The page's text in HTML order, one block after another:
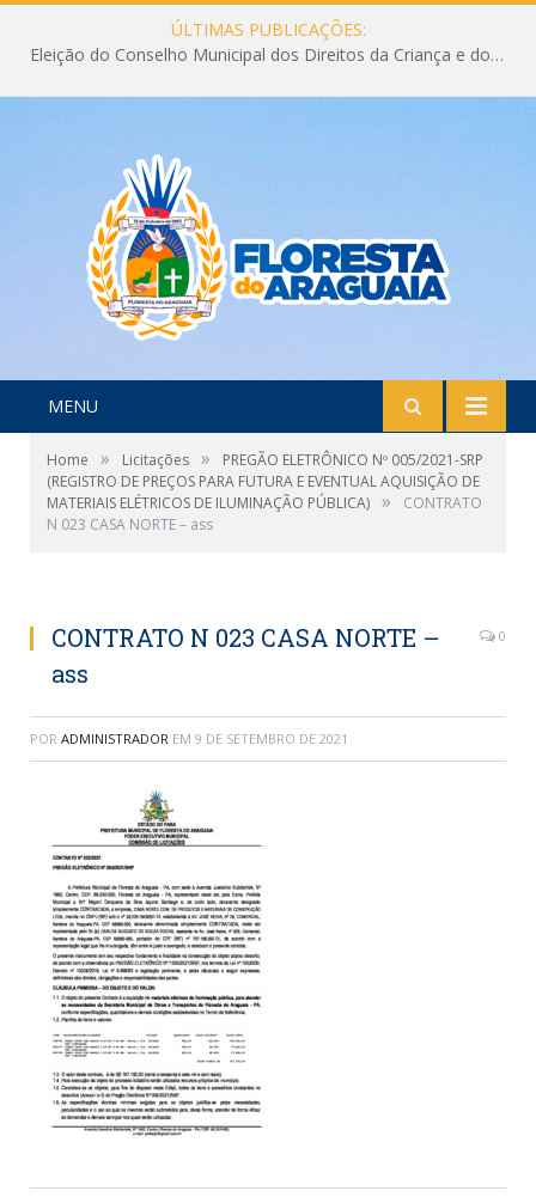
ÚLTIMAS PUBLICAÇÕES:
Eleição do Conselho Municipal dos Direitos da Criança e do Adolescente CMDCA 2026
MENU
Home » Licitações »
PREGÃO ELETRÔNICO Nº 005/2021-SRP
(REGISTRO DE PREÇOS PARA FUTURA E EVENTUAL AQUISIÇÃO DE
MATERIAIS ELÉTRICOS DE ILUMINAÇÃO PÚBLICA) »
CONTRATO
N 023 CASA NORTE – ass
CONTRATO N 023 CASA NORTE –
ass
0
POR ADMINISTRADOR EM 9 DE SETEMBRO DE 2021